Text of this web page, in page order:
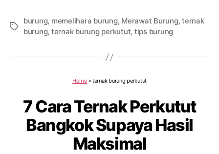
Tags
burung, memelihara burung, Merawat Burung,ternak
burung, ternak burung perkutut, tips burung
Home»ternak burung perkutut
7 Cara Ternak Perkutut
Bangkok Supaya Hasil
Maksimal